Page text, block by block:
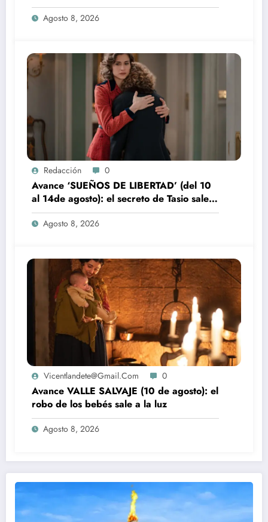
Agosto 8, 2026
Redacción 0
Avance ‘SUEÑOS DE LIBERTAD’ (del 10
al 14de agosto): el secreto de Tasio sale a
la luz
Agosto 8, 2026
Vicentlandete@gmail.com 0
Avance VALLE SALVAJE (10 de agosto): el
robo de los bebés sale a la luz
Agosto 8, 2026